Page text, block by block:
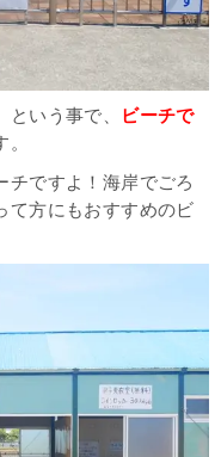
いう事で、
ビーチで
チですよ！海岸でごろ
て方にもおすすめのビ